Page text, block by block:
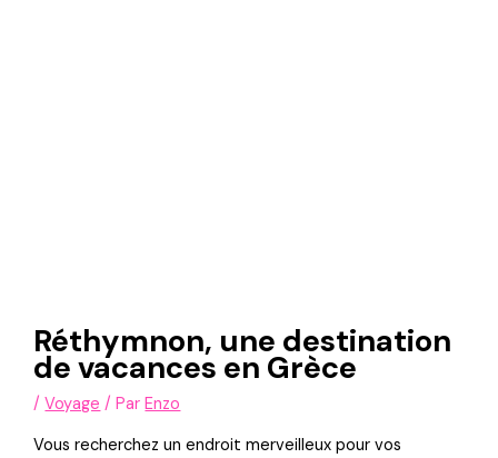
Réthymnon, une destination
de vacances en Grèce
/Voyage / ParEnzo
Vous recherchez un endroit merveilleux pour vos